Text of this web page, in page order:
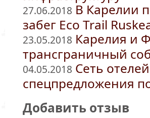
27.06.2018 В Карелии
забег Eco Trail
23.05.2018 Карелия и
трансграничный
04.05.2018 Сеть
спецпредложения
Добавить отзыв